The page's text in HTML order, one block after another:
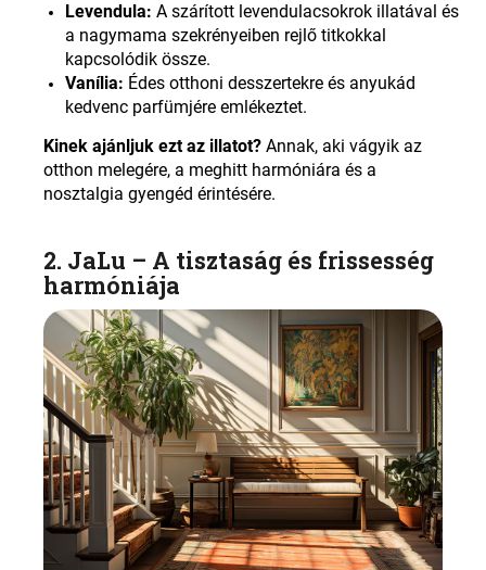
Levendula: A szárított levendulacsokrok illatával és
a nagymama szekrényeiben rejlő titkokkal
kapcsolódik össze.
Vanília: Édes otthoni desszertekre és anyukád
kedvenc parfümjére emlékeztet.
Kinek ajánljuk ezt az illatot? Annak, aki vágyik az
otthon melegére, a meghitt harmóniára és a
nosztalgia gyengéd érintésére.
2. JaLu – A tisztaság és frissesség
harmóniája